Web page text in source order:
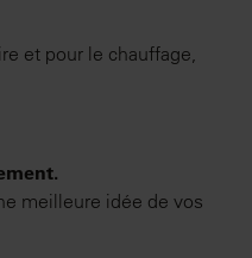
et pour le chauffage,
meilleure idée de vos